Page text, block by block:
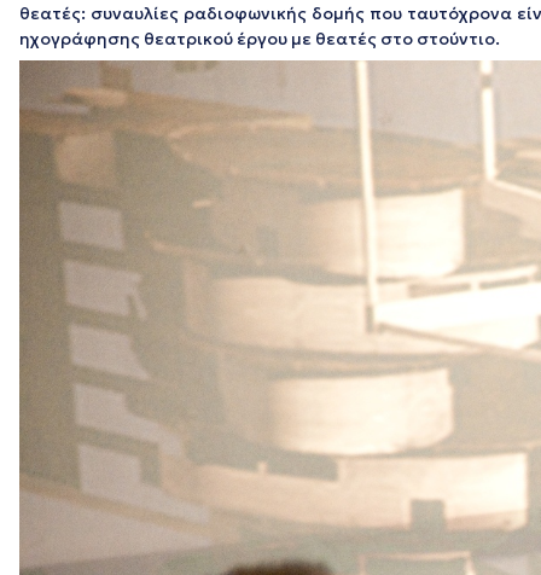
θεατές: συναυλίες ραδιοφωνικής δομής που ταυτόχρονα
ηχογράφησης θεατρικού έργου με θεατές στο στούντιο.